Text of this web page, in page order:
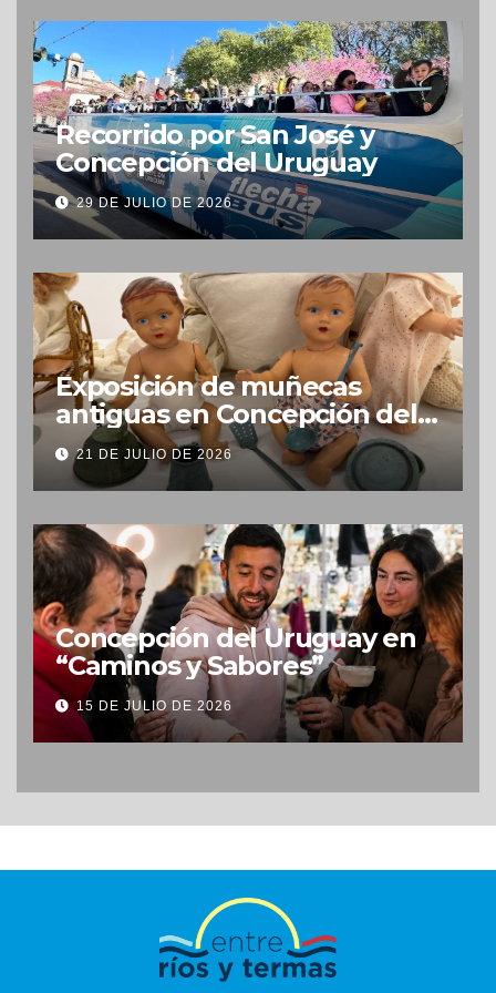
Recorrido por San José y
Concepción del Uruguay
29 DE JULIO DE 2026
Exposición de muñecas
antiguas en Concepción del
Uruguay
21 DE JULIO DE 2026
Concepción del Uruguay en
“Caminos y Sabores”
15 DE JULIO DE 2026